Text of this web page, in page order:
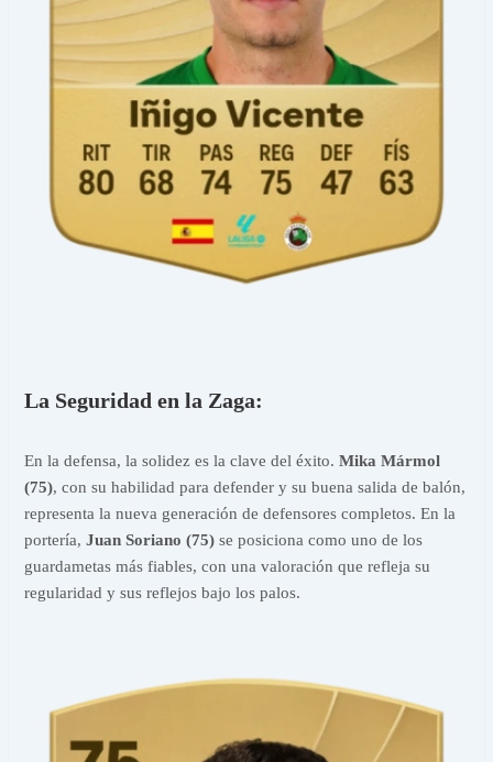
La Seguridad en la Zaga:
En la defensa, la solidez es la clave del éxito.Mika Mármol
(75), con su habilidad para defender y su buena salida de balón,
representa la nueva generación de defensores completos. En la
portería,Juan Soriano (75) se posiciona como uno de los
guardametas más fiables, con una valoración que refleja su
regularidad y sus reflejos bajo los palos.